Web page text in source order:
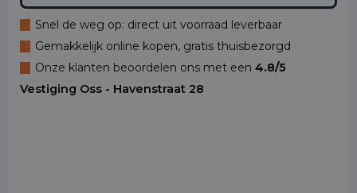
Snel de weg op: direct uit voorraad leverbaar
Gemakkelijk online kopen, gratis thuisbezorgd
Onze klanten beoordelen ons met een 4.8/5
Vestiging Oss - Havenstraat 28